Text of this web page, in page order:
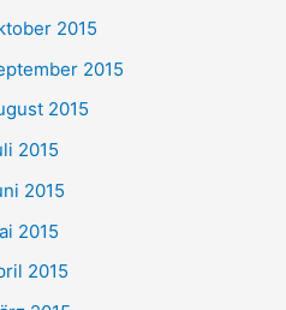
2015
2015
2015
2015
2015
2015
2015